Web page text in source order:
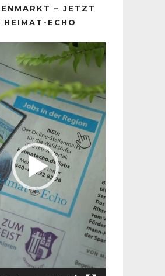
– JETZT
HEIMAT-ECHO
Player